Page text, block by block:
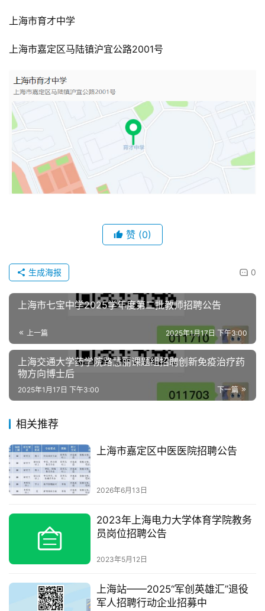
上海市育才中学
上海市嘉定区马陆镇沪宜公路2001号
赞 (0)
0
生成海报
上海市七宝中学2025学年度第二批教师招聘公告
上一篇 2025年1月17日 下午3:00
上海交通大学药学院路慧丽课题组招聘创新免疫治疗药
物方向博士后
下一篇
2025年1月17日 下午3:00
相关推荐
上海市嘉定区中医医院招聘公告
2026年6月13日
2023年上海电力大学体育学院教务
员岗位招聘公告
2023年5月12日
上海站——2025“军创英雄汇”退役
军人招聘行动企业招募中